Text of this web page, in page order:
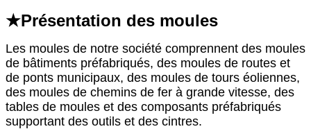
★Présentation des moules
Les moules de notre société comprennent des moules
de bâtiments préfabriqués, des moules de routes et
de ponts municipaux, des moules de tours éoliennes,
des moules de chemins de fer à grande vitesse, des
tables de moules et des composants préfabriqués
supportant des outils et des cintres.